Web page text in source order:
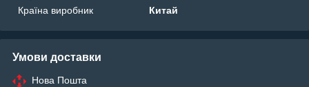
Країна виробник
Китай
Умови доставки
Нова Пошта